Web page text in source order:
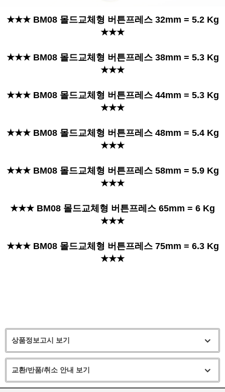
★★★ BM08 몰드교체형 버튼프레스 32mm = 5.2 Kg
★★★
★★★ BM08 몰드교체형 버튼프레스 38mm = 5.3 Kg
★★★
★★★ BM08 몰드교체형 버튼프레스 44mm = 5.3 Kg
★★★
★★★ BM08 몰드교체형 버튼프레스 48mm = 5.4 Kg
★★★
★★★ BM08 몰드교체형 버튼프레스 58mm = 5.9 Kg
★★★
★★★ BM08 몰드교체형 버튼프레스 65mm = 6 Kg
★★★
★★★ BM08 몰드교체형 버튼프레스 75mm = 6.3 Kg
★★★
상품정보고시 보기
교환/반품/취소 안내 보기